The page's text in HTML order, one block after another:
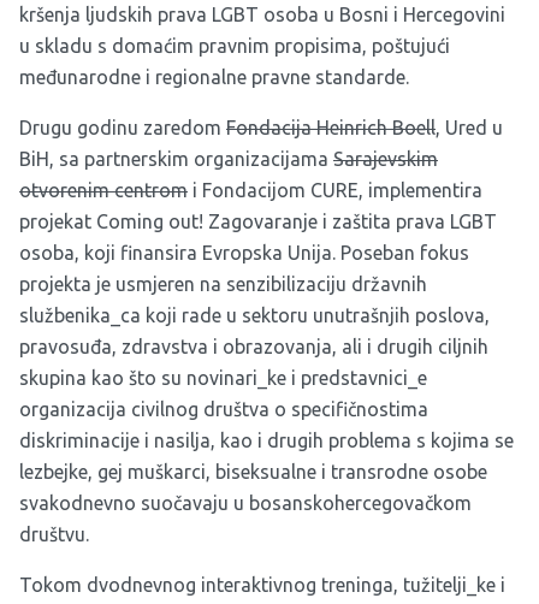
kršenja ljudskih prava LGBT osoba u Bosni i Hercegovini
u skladu s domaćim pravnim propisima, poštujući
međunarodne i regionalne pravne standarde.
Drugu godinu zaredom Fondacija Heinrich Boell, Ured u
BiH, sa partnerskim organizacijama Sarajevskim
otvorenim centrom i Fondacijom CURE, implementira
projekat Coming out! Zagovaranje i zaštita prava LGBT
osoba, koji finansira Evropska Unija. Poseban fokus
projekta je usmjeren na senzibilizaciju državnih
službenika_ca koji rade u sektoru unutrašnjih poslova,
pravosuđa, zdravstva i obrazovanja, ali i drugih ciljnih
skupina kao što su novinari_ke i predstavnici_e
organizacija civilnog društva o specifičnostima
diskriminacije i nasilja, kao i drugih problema s kojima se
lezbejke, gej muškarci, biseksualne i transrodne osobe
svakodnevno suočavaju u bosanskohercegovačkom
društvu.
Tokom dvodnevnog interaktivnog treninga, tužitelji_ke i